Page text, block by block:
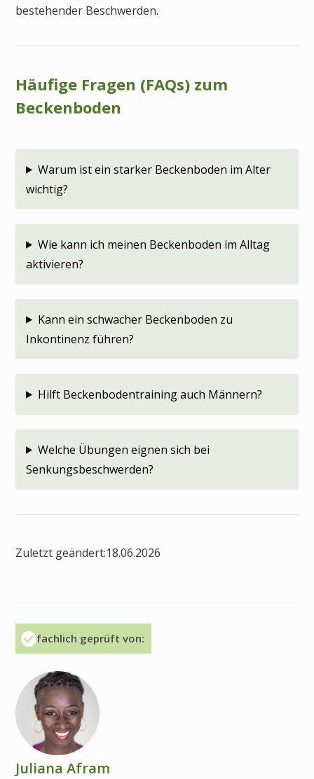
bestehender Beschwerden.
Häufige Fragen (FAQs) zum
Beckenboden
Warum ist ein starker Beckenboden im Alter
wichtig?
Wie kann ich meinen Beckenboden im Alltag
aktivieren?
Kann ein schwacher Beckenboden zu
Inkontinenz führen?
Hilft Beckenbodentraining auch Männern?
Welche Übungen eignen sich bei
Senkungsbeschwerden?
Zuletzt geändert:18.06.2026
fachlich geprüft von:
Juliana Afram